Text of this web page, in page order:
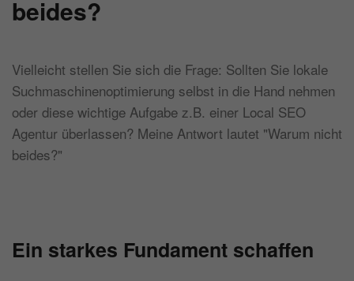
beides?
Vielleicht stellen Sie sich die Frage: Sollten Sie lokale
Suchmaschinenoptimierung selbst in die Hand nehmen
oder diese wichtige Aufgabe z.B. einer Local SEO
Agentur überlassen? Meine Antwort lautet "Warum nicht
beides?"
Ein starkes Fundament schaffen